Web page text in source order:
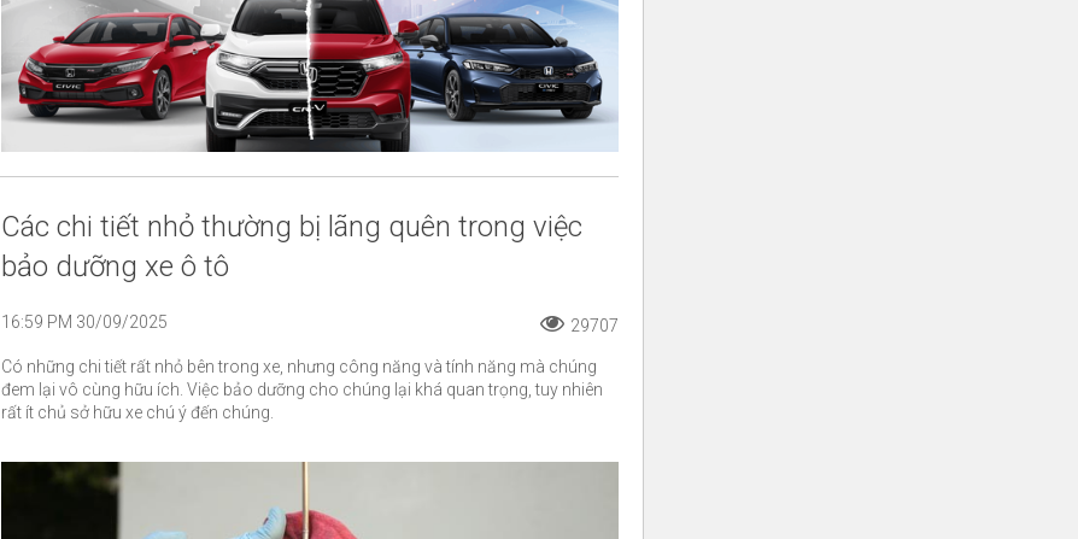
Các chi tiết nhỏ thường bị lãng quên trong việc
bảo dưỡng xe ô tô
16:59 PM 30/09/2025 29707
Có những chi tiết rất nhỏ bên trong xe, nhưng công năng và tính năng mà chúng
đem lại vô cùng hữu ích. Việc bảo dưỡng cho chúng lại khá quan trọng, tuy nhiên
rất ít chủ sở hữu xe chú ý đến chúng.